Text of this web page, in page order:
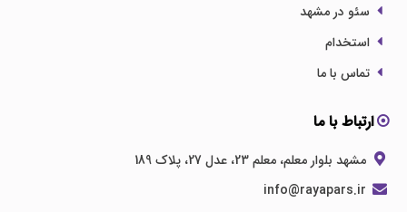
سئو در مشهد
استخدام
تماس با ما
ارتباط با ما
مشهد بلوار معلم، معلم 23، عدل 27، پلاک 189